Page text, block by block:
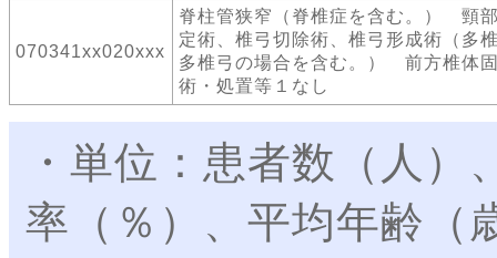
070341xx020xxx
脊柱管狭窄（脊椎症を含む。） 頸
定術、椎弓切除術、椎弓形成術（多
多椎弓の場合を含む。） 前方椎体
術・処置等１なし
・単位：患者数（人
率（％）、平均年齢（